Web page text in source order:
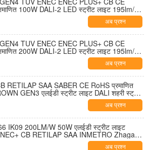
100W DALI-2 LED स्ट्रीट लाइट 195lm/W
सॉकेट शॉर्टिंग कैप और 10KV SPD के साथ टूल-
अब प्रश्न
TUV ENEC ENEC PLUS+ CB CE
200W DALI-2 LED स्ट्रीट लाइट 195lm/W
सॉकेट शॉर्टिंग कैप और 10KV SPD के साथ टूल-
अब प्रश्न
RETILAP SAA SABER CE RoHS प्रमाणित
GEN3 एलईडी स्ट्रीट लाइट DALI शहरी स्ट्रीट
लाइट INMETRO IP66 आउटडोर टूल-फ्री ओपनिंग
अब प्रश्न
IK09 200LM/W 50W एलईडी स्ट्रीट लाइट
CB RETILAP SAA INMETRO Zhaga-
10 साल की वारंटी सार्वजनिक प्रकाश व्यवस्था स्वयं
अब प्रश्न